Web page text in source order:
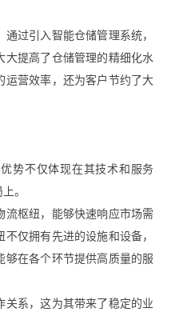
过引入智能仓储管理系统，
大提高了仓储管理的精细化水
运营效率，还为客户节约了大
势不仅体现在其技术和服务
。
流枢纽，能够快速响应市场需
仅拥有先进的设施和设备，
在各个环节提供高质量的服
关系，这为其带来了稳定的业